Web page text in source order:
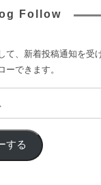
Follow
て、新着投稿通知を受
できます。
する